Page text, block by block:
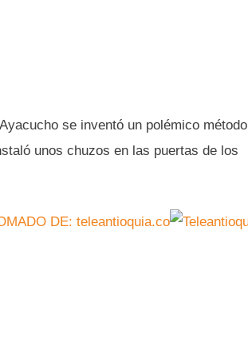
se inventó un polémico método
unos chuzos en las puertas de los
DE: teleantioquia.co